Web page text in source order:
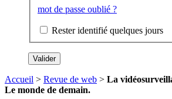
mot de passe oublié ?
Rester identifié quelques jours
Accueil > Revue de web > La
Le monde de demain.